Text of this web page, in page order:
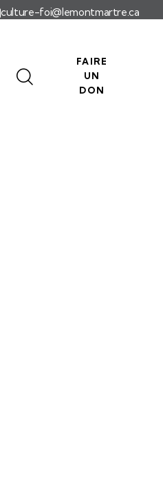
culture-foi@lemontmartre.ca
FAIRE
UN
DON